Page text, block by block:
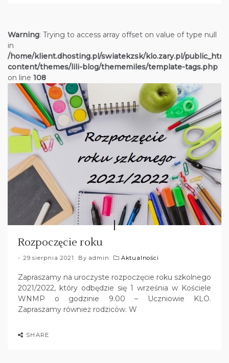
Warning: Trying to access array offset on value of type null
in
/home/klient.dhosting.pl/swiatekzsk/klo.zary.pl/
content/themes/lili-blog/thememiles/template-tags.php
on line 108
Rozpoczęcie roku
29 sierpnia 2021 By admin Aktualności
Zapraszamy na uroczyste rozpoczęcie roku szkolnego
2021/2022, który odbędzie się 1 września w Kościele
WNMP o godzinie 9.00 – Uczniowie KLO.
Zapraszamy również rodziców. W
SHARE